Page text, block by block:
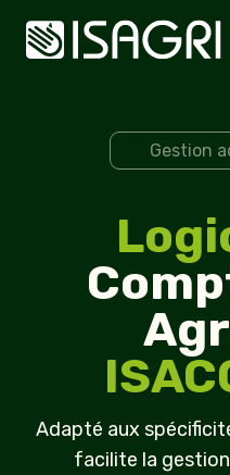
Gestion
Adapté aux
facilite la